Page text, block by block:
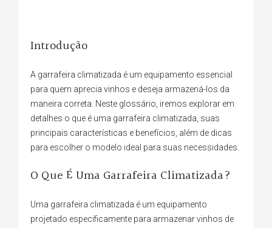
Introdução
A garrafeira climatizada é um equipamento essencial
para quem aprecia vinhos e deseja armazená-los da
maneira correta. Neste glossário, iremos explorar em
detalhes o que é uma garrafeira climatizada, suas
principais características e benefícios, além de dicas
para escolher o modelo ideal para suas necessidades.
O Que É Uma Garrafeira Climatizada?
Uma garrafeira climatizada é um equipamento
projetado especificamente para armazenar vinhos de